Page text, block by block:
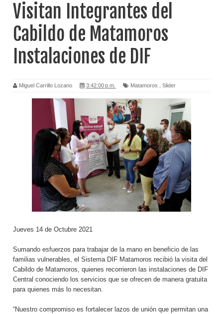
Visitan Integrantes del
Cabildo de Matamoros
Instalaciones de DIF
Miguel Carrillo Lozano 3:42:00 p.m. Matamoros Slider
Jueves 14 de Octubre 2021
Sumando esfuerzos para trabajar de la mano en beneficio de las
familias vulnerables, el Sistema DIF Matamoros recibió la visita del
Cabildo de Matamoros, quienes recorrieron las instalaciones de DIF
Central conociendo los servicios que se ofrecen de manera gratuita
para quienes más lo necesitan.
“Nuestro compromiso es fortalecer lazos de unión que permitan una